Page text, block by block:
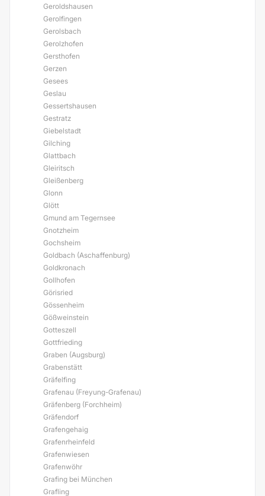
Geroldshausen
Gerolfingen
Gerolsbach
Gerolzhofen
Gersthofen
Gerzen
Gesees
Geslau
Gessertshausen
Gestratz
Giebelstadt
Gilching
Glattbach
Gleiritsch
Gleißenberg
Glonn
Glött
Gmund am Tegernsee
Gnotzheim
Gochsheim
Goldbach (Aschaffenburg)
Goldkronach
Gollhofen
Görisried
Gössenheim
Gößweinstein
Gotteszell
Gottfrieding
Graben (Augsburg)
Grabenstätt
Gräfelfing
Grafenau (Freyung-Grafenau)
Gräfenberg (Forchheim)
Gräfendorf
Grafengehaig
Grafenrheinfeld
Grafenwiesen
Grafenwöhr
Grafing bei München
Grafling